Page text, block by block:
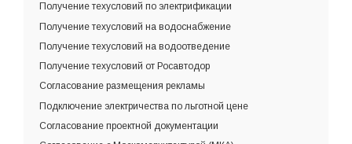
Получение техусловий по электрификации
Получение техусловий на водоснабжение
Получение техусловий на водоотведение
Получение техусловий от Росавтодор
Согласование размещения рекламы
Подключение электричества по льготной цене
Согласование проектной документации